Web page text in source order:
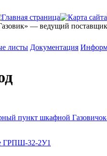
— ведущий
листы Документация
пункт шкафной
ГРПШ-32-2У1